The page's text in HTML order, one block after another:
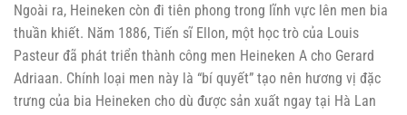
Ngoài ra, Heineken còn đi tiên phong trong lĩnh vực lên men bia
thuần khiết. Năm 1886, Tiến sĩ Ellon, một học trò của Louis
Pasteur đã phát triển thành công men Heineken A cho Gerard
Adriaan. Chính loại men này là “bí quyết” tạo nên hương vị đặc
trưng của bia Heineken cho dù được sản xuất ngay tại Hà Lan